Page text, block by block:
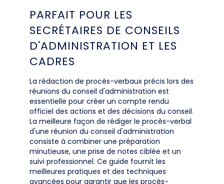
PARFAIT POUR LES
SECRÉTAIRES DE CONSEILS
D'ADMINISTRATION ET LES
CADRES
La rédaction de procès-verbaux précis lors des
réunions du conseil d'administration est
essentielle pour créer un compte rendu
officiel des actions et des décisions du conseil.
La meilleure façon de rédiger le procès-verbal
d'une réunion du conseil d'administration
consiste à combiner une préparation
minutieuse, une prise de notes ciblée et un
suivi professionnel. Ce guide fournit les
meilleures pratiques et des techniques
avancées pour garantir que les procès-